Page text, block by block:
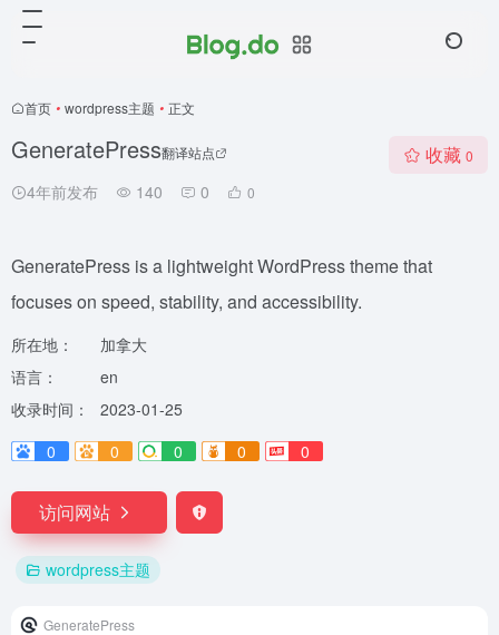
首页 • wordpress主题 • 正文
GeneratePress翻译站点
4年前发布 140 0 0
收藏 0
GeneratePress is a lightweight WordPress theme that
focuses on speed, stability, and accessibility.
所在地：
加拿大
语言：
en
收录时间：
2023-01-25
0
0 0 0 0
访问网站
wordpress主题
GeneratePress